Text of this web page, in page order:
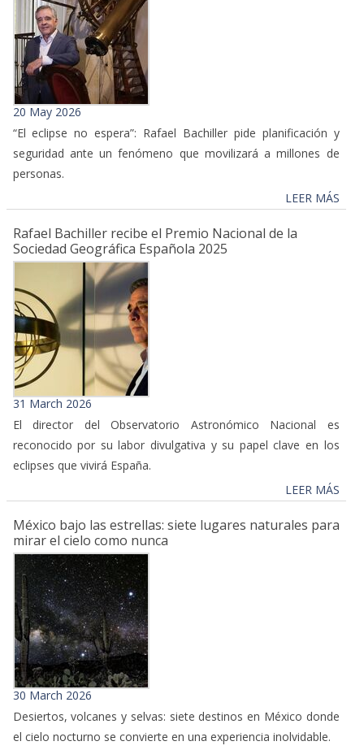
20 May 2026
“El eclipse no espera”: Rafael Bachiller pide planificación y
seguridad ante un fenómeno que movilizará a millones de
personas.
LEER MÁS
Rafael Bachiller recibe el Premio Nacional de la
Sociedad Geográfica Española 2025
31 March 2026
El director del Observatorio Astronómico Nacional es
reconocido por su labor divulgativa y su papel clave en los
eclipses que vivirá España.
LEER MÁS
México bajo las estrellas: siete lugares naturales para
mirar el cielo como nunca
30 March 2026
Desiertos, volcanes y selvas: siete destinos en México donde
el cielo nocturno se convierte en una experiencia inolvidable.